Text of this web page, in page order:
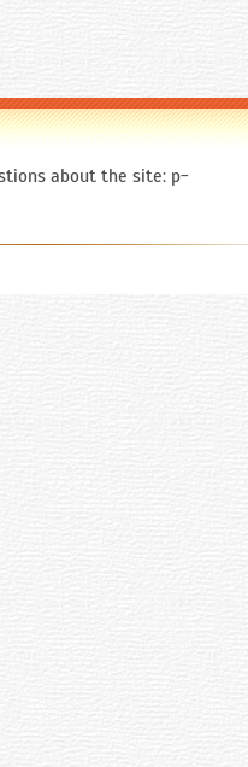
about the site: p-